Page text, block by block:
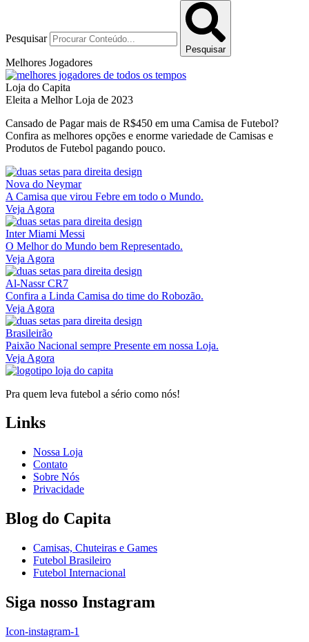
Pesquisar
Pesquisar
Melhores Jogadores
Loja do Capita
Eleita a Melhor Loja de 2023
Cansado de Pagar mais de R$450 em uma Camisa de Futebol?
Confira as melhores opções e enorme variedade de Camisas e
Produtos de Futebol pagando pouco.
Nova do Neymar
A Camisa que virou Febre em todo o Mundo.
Veja Agora
Inter Miami Messi
O Melhor do Mundo bem Representado.
Veja Agora
Al-Nassr CR7
Confira a Linda Camisa do time do Robozão.
Veja Agora
Brasileirão
Paixão Nacional sempre Presente em nossa Loja.
Veja Agora
Pra quem leva futebol a sério como nós!
Links
Nossa Loja
Contato
Sobre Nós
Privacidade
Blog do Capita
Camisas, Chuteiras e Games
Futebol Brasileiro
Futebol Internacional
Siga nosso Instagram
Icon-instagram-1